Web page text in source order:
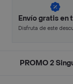
Envío gratis en
Disfruta de este
PROMO 2